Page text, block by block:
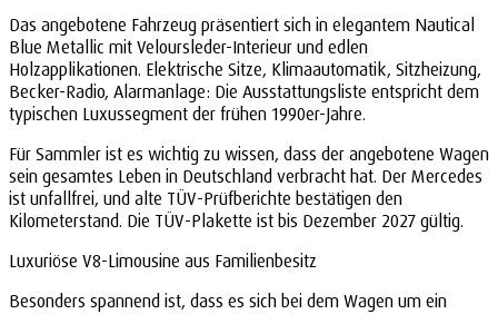
Das angebotene Fahrzeug präsentiert sich in elegantem Nautical
Blue Metallic mit Veloursleder-Interieur und edlen
Holzapplikationen. Elektrische Sitze, Klimaautomatik, Sitzheizung,
Becker-Radio, Alarmanlage: Die Ausstattungsliste entspricht dem
typischen Luxussegment der frühen 1990er-Jahre.
Für Sammler ist es wichtig zu wissen, dass der angebotene Wagen
sein gesamtes Leben in Deutschland verbracht hat. Der Mercedes
ist unfallfrei, und alte TÜV-Prüfberichte bestätigen den
Kilometerstand. Die TÜV-Plakette ist bis Dezember 2027 gültig.
Luxuriöse V8-Limousine aus Familienbesitz
Besonders spannend ist, dass es sich bei dem Wagen um ein